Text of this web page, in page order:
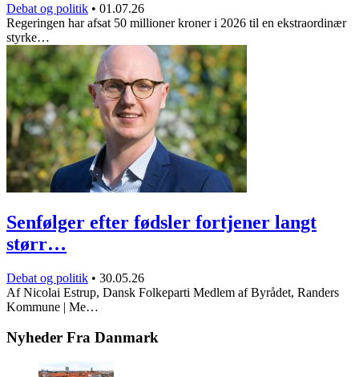
Debat og politik • 01.07.26
Regeringen har afsat 50 millioner kroner i 2026 til en ekstraordinær
styrke…
Senfølger efter fødsler fortjener langt
størr…
Debat og politik • 30.05.26
Af Nicolai Estrup, Dansk Folkeparti Medlem af Byrådet, Randers
Kommune | Me…
Nyheder Fra Danmark